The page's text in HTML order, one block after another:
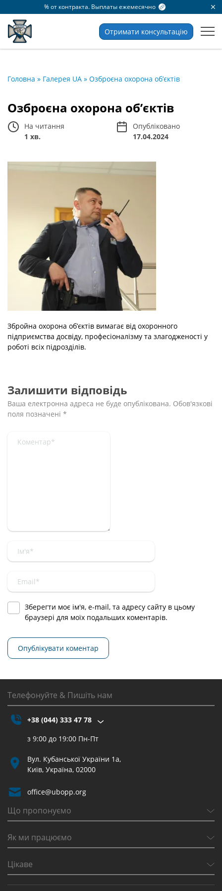
% от контракта. Выплаты ежемесячно
Отримати консультацію
Головна » Галерея UA » Озброєна охорона об’єктів
Озброєна охорона об’єктів
На читання
1 хв.
Опубліковано
17.04.2024
Збройна охорона об’єктів вимагає від охоронного
підприємства досвіду, професіоналізму та злагодженості у
роботі всіх підрозділів.
Залишити відповідь
Ваша електронна адреса не буде опублікована. Обов'язкові
поля позначені *
Зберегти моє ім'я, e-mail, та адресу сайту в цьому
браузері для моїх подальших коментарів.
Телефонуйте & Пишіть нам
+38 (044) 333 47 78
з 9:00 до 19:00 Пн-Пт
Вул. Кубанської України 1а,
Київ, Україна, 02000
office@ubopp.org
Що пропонуємо
Як ми працюємо
Цікаве